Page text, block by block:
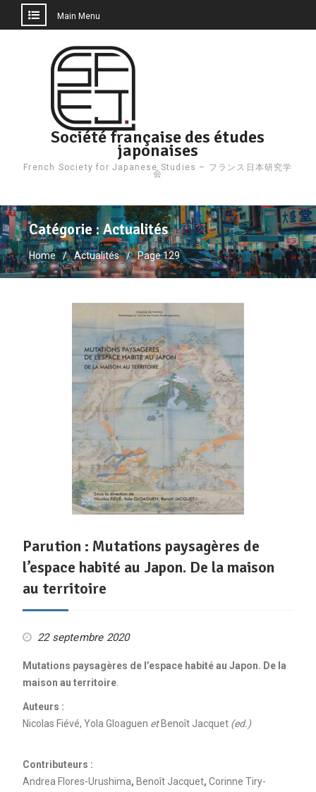
Main Menu
Société française des études
japonaises
French Society for Japanese Studies – フランス日本研究学
会
Catégorie :Actualités
Home Actualités Page 129
Parution : Mutations paysagères de
l’espace habité au Japon. De la maison
au territoire
22 septembre 2020
Mutations paysagères de l’espace habité au Japon. De la
maison au territoire.
Auteurs :
Nicolas Fiévé, Yola Gloaguen et Benoît Jacquet(ed.)
Contributeurs :
Andrea Flores-Urushima, Benoît Jacquet, Corinne Tiry-